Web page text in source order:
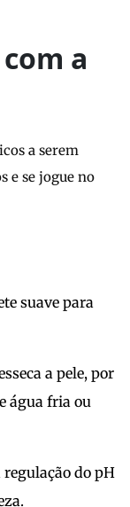
a
a serem
e se jogue no
suave para
a pele, por
água fria ou
do pH